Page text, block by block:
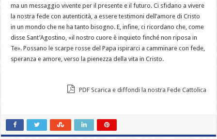
ma un messaggio vivente per il presente e il futuro. Ci sfidano a vivere
la nostra fede con autenticità, a essere testimoni dell’amore di Cristo
in un mondo che ne ha tanto bisogno. E, infine, ci ricordano che, come
disse Sant’Agostino, «il nostro cuore è inquieto finché non riposa in
Te». Possano le scarpe rosse del Papa ispirarci a camminare con fede,
speranza e amore, verso la pienezza della vita in Cristo.
PDF Scarica e diffondi la nostra Fede Cattolica